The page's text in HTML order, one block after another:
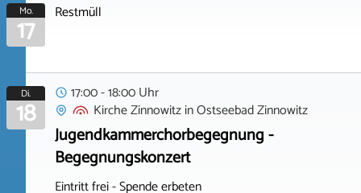
Mo.
17 Restmüll
Di.
18
17:00 - 18:00 Uhr
Kirche ZinnowitzinOstseebad Zinnowitz
Jugendkammerchorbegegnung -
Begegnungskonzert
Eintritt frei - Spende erbeten